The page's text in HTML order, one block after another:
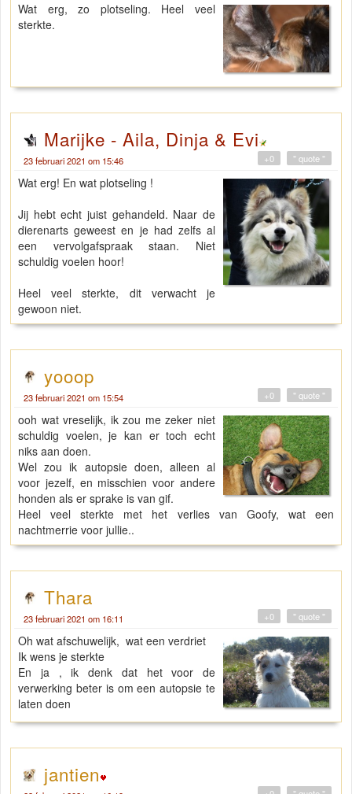
Wat erg, zo plotseling. Heel veel
sterkte.
Marijke - Aila, Dinja & Evi
23 februari 2021 om 15:46 " quote "
+0
Wat erg! En wat plotseling !
Jij hebt echt juist gehandeld. Naar de
dierenarts geweest en je had zelfs al
een vervolgafspraak staan. Niet
schuldig voelen hoor!
Heel veel sterkte, dit verwacht je
gewoon niet.
yooop
23 februari 2021 om 15:54 " quote "
+0
ooh wat vreselijk, ik zou me zeker niet
schuldig voelen, je kan er toch echt
niks aan doen.
Wel zou ik autopsie doen, alleen al
voor jezelf, en misschien voor andere
honden als er sprake is van gif.
Heel veel sterkte met het verlies van Goofy, wat een
nachtmerrie voor jullie..
Thara
23 februari 2021 om 16:11 " quote "
+0
Oh wat afschuwelijk, wat een verdriet
Ik wens je sterkte
En ja , ik denk dat het voor de
verwerking beter is om een autopsie te
laten doen
jantien